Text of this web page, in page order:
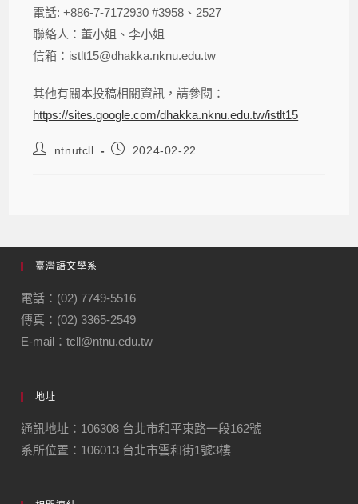
電話: +886-7-7172930 #3958、2527
聯絡人：董小姐、李小姐
信箱：istlt15@dhakka.nknu.edu.tw
其他有關本投稿相關資訊，請參閱：
https://sites.google.com/dhakka.nknu.edu.tw/istlt15
ntnutcll 2024-02-22
臺灣語文學系
電話：(02) 7749-5516
傳真：(02) 3365-2549
E-mail：tcll@ntnu.edu.tw
地址
通訊地址：106308 台北市和平東路一段162號
系所位置：106013 台北市雲和街1號3樓